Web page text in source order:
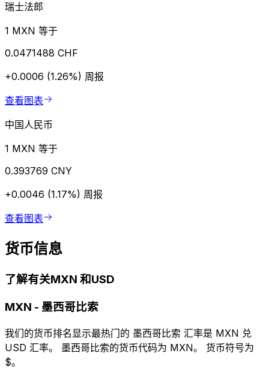
瑞士法郎
1 MXN 等于
0.0471488 CHF
+0.0006 (1.26%) 周报
查看图表
中国人民币
1 MXN 等于
0.393769 CNY
+0.0046 (1.17%) 周报
查看图表
货币信息
了解有关MXN 和USD
MXN - 墨西哥比索
我们的货币排名显示最热门的 墨西哥比索 汇率是 MXN 兑
USD 汇率。 墨西哥比索的货币代码为 MXN。 货币符号为
$。